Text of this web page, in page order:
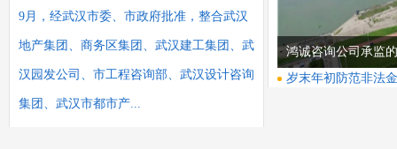
9月，经武汉市委、市政府批准，整合武汉
地产集团、商务区集团、武汉建工集团、武
汉园发公司、市工程咨询部、武汉设计咨询
集团、武汉市都市产...
鸿诚咨询公司承监
程碑！主桥钢箱梁
岁末年初防范非法